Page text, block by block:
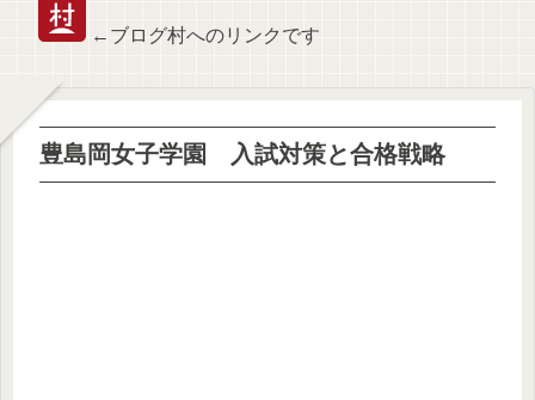
←ブログ村へのリンクです
豊島岡女子学園 入試対策と合格戦略